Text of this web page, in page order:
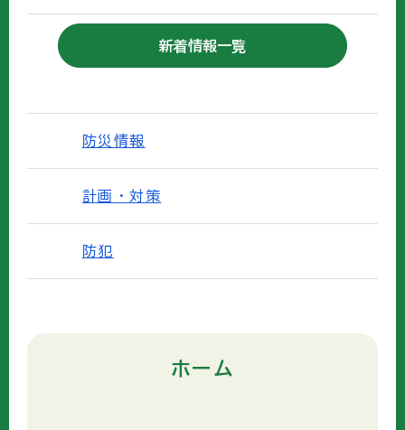
新着情報一覧
防災情報
計画・対策
防犯
ホーム